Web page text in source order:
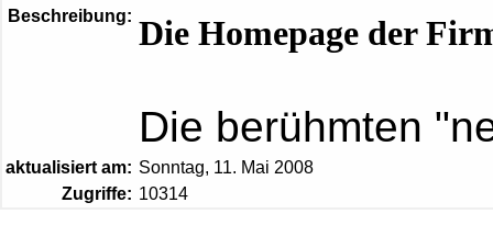
Beschreibung: Die Homepage der
Die berühmten
aktualisiert am: Sonntag, 11. Mai 2008
Zugriffe: 10314